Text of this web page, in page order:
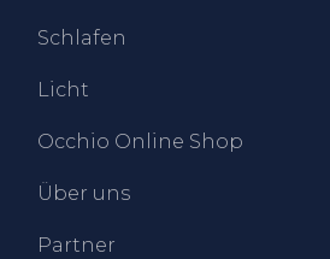
Schlafen
Licht
Occhio Online Shop
Über uns
Partner